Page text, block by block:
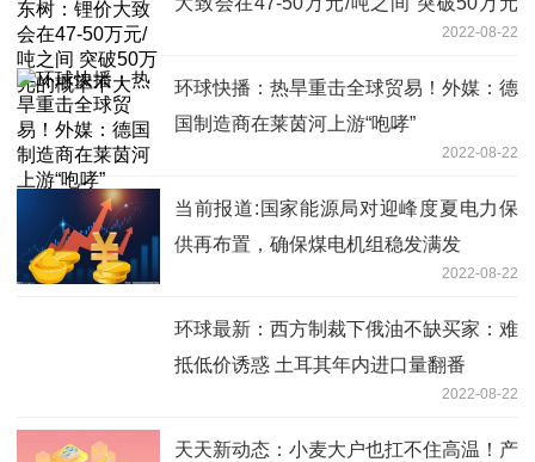
2022-08-22
环球快播：热旱重击全球贸易！外媒：德
国制造商在莱茵河上游“咆哮”
2022-08-22
当前报道:国家能源局对迎峰度夏电力保
供再布置，确保煤电机组稳发满发
2022-08-22
环球最新：西方制裁下俄油不缺买家：难
抵低价诱惑 土耳其年内进口量翻番
2022-08-22
天天新动态：小麦大户也扛不住高温！产